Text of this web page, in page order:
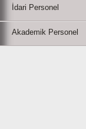
İdari Personel
Akademik Personel